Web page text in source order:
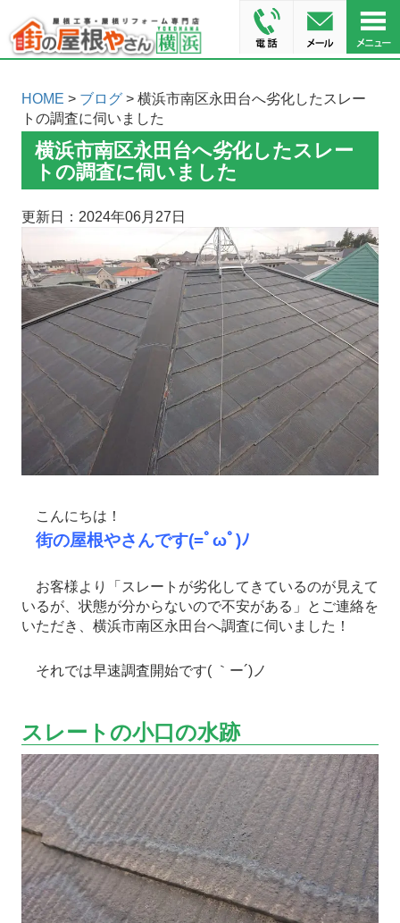
HOME > ブログ> 横浜市南区永田台へ劣化したスレー
トの調査に伺いました
横浜市南区永田台へ劣化したスレー
トの調査に伺いました
更新日：2024年06月27日
こんにちは！
街の屋根やさんです(=ﾟωﾟ)ﾉ
お客様より「スレートが劣化してきているのが見えて
いるが、状態が分からないので不安がある」とご連絡を
いただき、横浜市南区永田台へ調査に伺いました！
それでは早速調査開始です( ｀ー´)ノ
スレートの小口の水跡